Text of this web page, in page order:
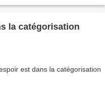
la catégorisation